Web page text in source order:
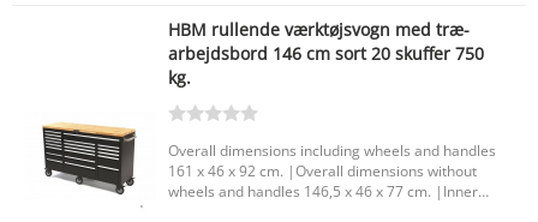
to robuste hjul for nem transport Udtagelig
sorteringsbakke til små dele og tilbehør Velegnet
til pæn opbevaring af små og lidt større
Type: værktøjskassesæt på hjul
kuffert: plast Maksimal belastning: 75 kg Mål i
alt: 50 x 72 x 23 cm Indvendig dybde: 20 cm
Indvendig bredde: 40,5 cm Indvendig højde: 18
HBM rullende værktøjsvogn med træ-
arbejdsbord 146 cm sort 20 skuffer 750
kg.
Overall dimensions including wheels and handles
161 x 46 x 92 cm. |Overall dimensions without
wheels and handles 146,5 x 46 x 77 cm. |Inner